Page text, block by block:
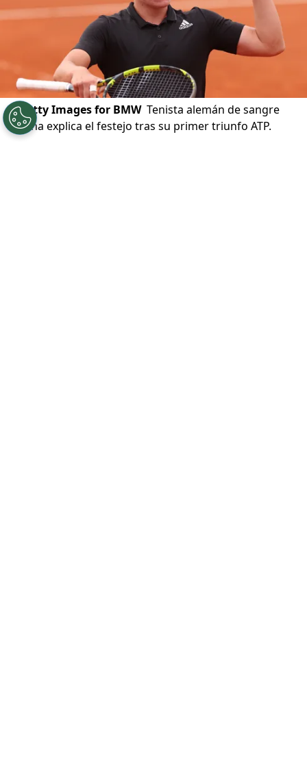
©Getty Images for BMW Tenista alemán de sangre
chilena explica el festejo tras su primer triunfo ATP.